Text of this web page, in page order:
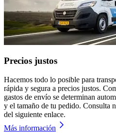
Precios justos
Hacemos todo lo posible para
rápida y segura a precios justos.
gastos de envío se determinan
y el tamaño de tu pedido. Consulta
del siguiente enlace.
Más información